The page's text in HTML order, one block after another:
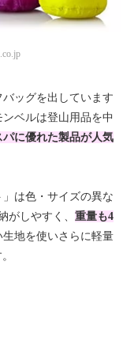
ッグを出しています
ベルは登山用品を中
パに優れた製品が人気
は色・サイズの異な
がしやすく、 重量も4
地を使いさらに軽量